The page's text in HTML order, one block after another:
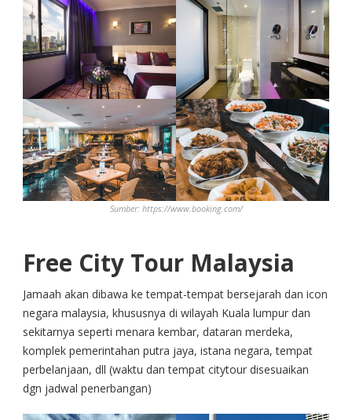
Sumber: https://www.booking.com/
Free City Tour Malaysia
Jamaah akan dibawa ke tempat-tempat bersejarah dan icon
negara malaysia, khususnya di wilayah Kuala lumpur dan
sekitarnya seperti menara kembar, dataran merdeka,
komplek pemerintahan putra jaya, istana negara, tempat
perbelanjaan, dll (waktu dan tempat citytour disesuaikan
dgn jadwal penerbangan)